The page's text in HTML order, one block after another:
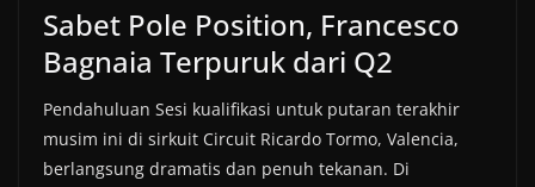
Sabet Pole Position, Francesco
Bagnaia Terpuruk dari Q2
Pendahuluan Sesi kualifikasi untuk putaran terakhir
musim ini di sirkuit Circuit Ricardo Tormo, Valencia,
berlangsung dramatis dan penuh tekanan. Di